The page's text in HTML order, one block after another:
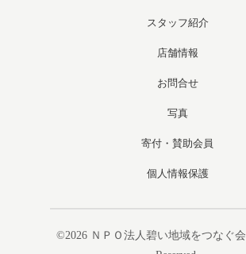
スタッフ紹介
店舗情報
お問合せ
写真
寄付・賛助会員
個人情報保護
©2026 ＮＰＯ法人碧い地域をつなぐ会